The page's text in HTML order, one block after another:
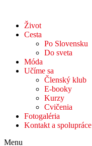
Život
Cesta
Po Slovensku
Do sveta
Móda
Učíme sa
Členský klub
E-booky
Kurzy
Cvičenia
Fotogaléria
Kontakt a spolupráce
Menu